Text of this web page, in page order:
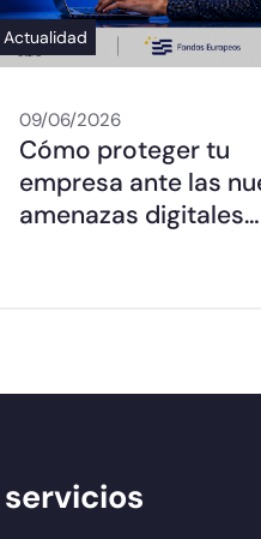
Actualidad
09/06/2026
Cómo proteger tu
empresa ante las
amenazas digitales…